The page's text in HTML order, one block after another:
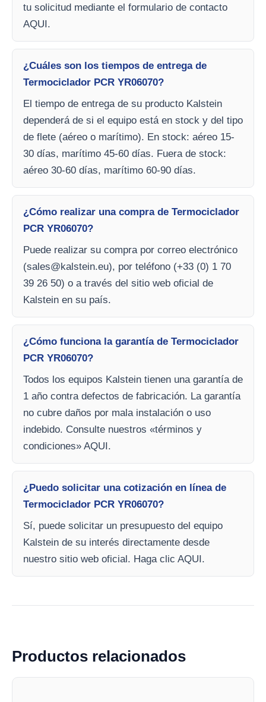
tu solicitud mediante el formulario de contacto
AQUI.
¿Cuáles son los tiempos de entrega de
Termociclador PCR YR06070?
El tiempo de entrega de su producto Kalstein
dependerá de si el equipo está en stock y del tipo
de flete (aéreo o marítimo). En stock: aéreo 15-
30 días, marítimo 45-60 días. Fuera de stock:
aéreo 30-60 días, marítimo 60-90 días.
¿Cómo realizar una compra de Termociclador
PCR YR06070?
Puede realizar su compra por correo electrónico
(sales@kalstein.eu), por teléfono (+33 (0) 1 70
39 26 50) o a través del sitio web oficial de
Kalstein en su país.
¿Cómo funciona la garantía de Termociclador
PCR YR06070?
Todos los equipos Kalstein tienen una garantía de
1 año contra defectos de fabricación. La garantía
no cubre daños por mala instalación o uso
indebido. Consulte nuestros «términos y
condiciones» AQUI.
¿Puedo solicitar una cotización en línea de
Termociclador PCR YR06070?
Sí, puede solicitar un presupuesto del equipo
Kalstein de su interés directamente desde
nuestro sitio web oficial. Haga clic AQUI.
Productos relacionados